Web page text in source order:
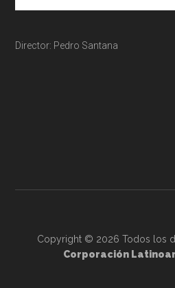
Director: Pedro Santana
Copyright © 2026 Todos los
Corporación